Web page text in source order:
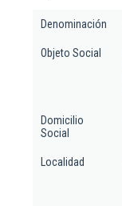
Denominación
Objeto Social
Domicilio
Social
Localidad